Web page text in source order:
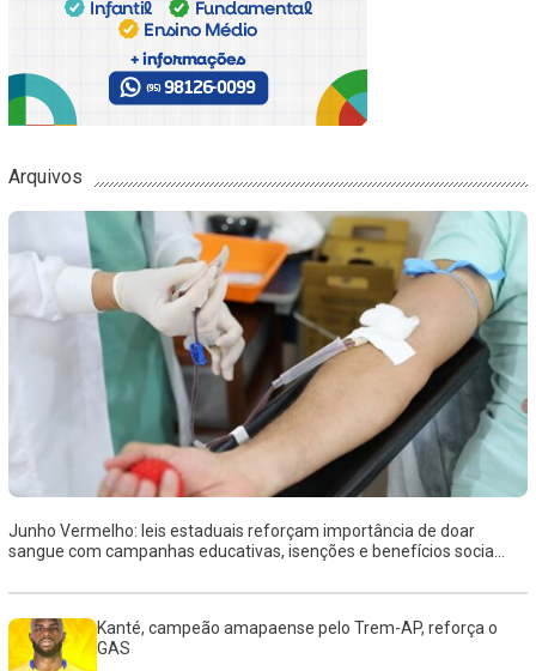
Arquivos
Junho Vermelho: leis estaduais reforçam importância de doar
sangue com campanhas educativas, isenções e benefícios socia...
Kanté, campeão amapaense pelo Trem-AP, reforça o
GAS